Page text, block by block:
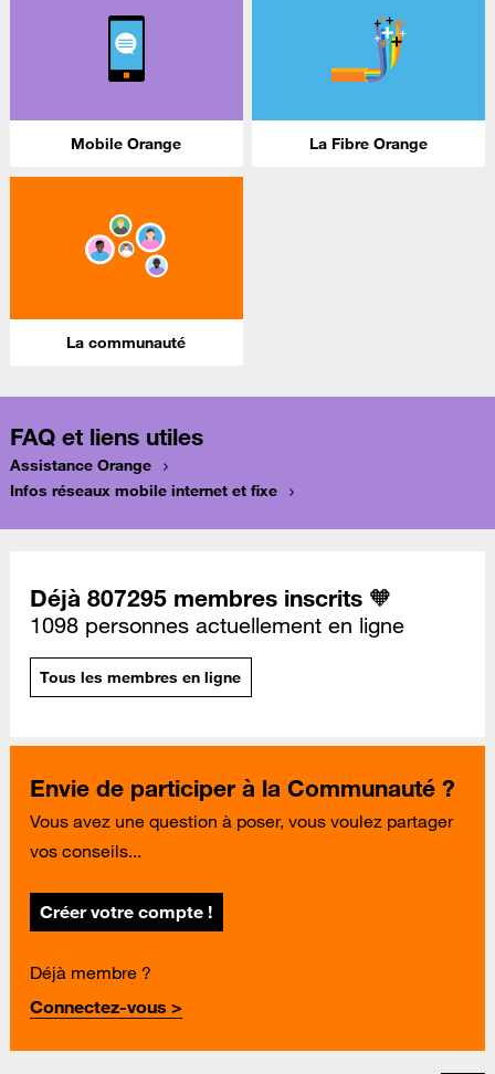
Mobile Orange La Fibre Orange
La communauté
FAQ et liens utiles
Assistance Orange
Infos réseaux mobile internet et fixe
Déjà 807295 membres inscrits 🧡
1098 personnes actuellement en ligne
Tous les membres en ligne
Envie de participer à la Communauté ?
Vous avez une question à poser, vous voulez partager
vos conseils...
Créer votre compte !
Déjà membre ?
Connectez-vous >